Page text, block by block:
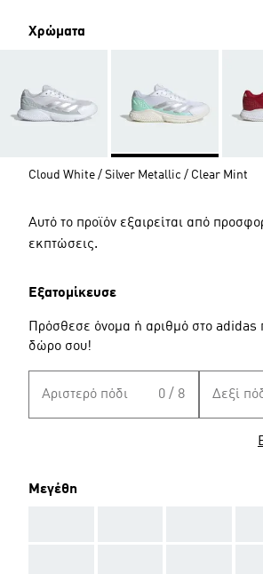
Χρώματα
Cloud White / Silver Metallic / Clear Mint
Αυτό το προϊόν εξαιρείται από
εκπτώσεις.
Εξατομίκευσε
Πρόσθεσε όνομα ή αριθμό στο adidas
δώρο σου!
Αριστερό πόδι 0 / 8 Δεξί
Μεγέθη